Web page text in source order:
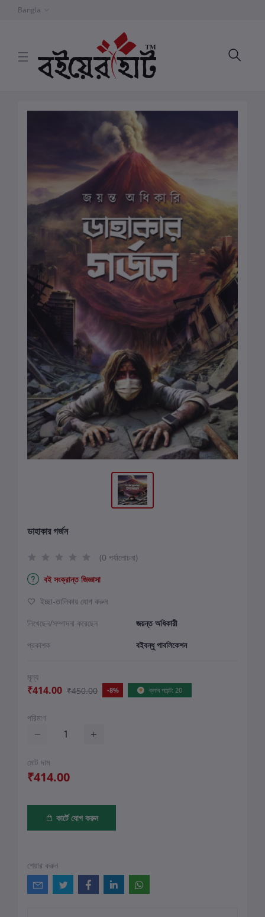
Bangla
ডাহাকার গর্জন
(0 পর্যালোচনা)
বই সংক্রান্ত জিজ্ঞাসা
ইচ্ছা-তালিকায় যোগ করুন
লিখেছেন/সম্পাদনা করেছেন
জয়ন্ত অধিকারী
প্রকাশক
বইবন্ধু পাবলিকেশন
মূল্য
₹414.00 ₹450.00 -8% ক্লাব পয়েন্ট: 20
পরিমাণ
মোট দাম
₹414.00
কার্টে যোগ করুন
শেয়ার করুন